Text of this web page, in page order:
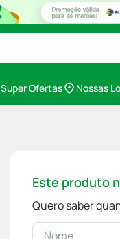
Super Ofertas Nossas
Este produto
Quero saber